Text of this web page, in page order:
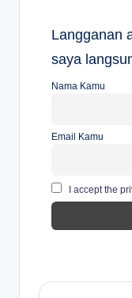
Langganan
saya
Nama Kamu
Email Kamu
I accept the